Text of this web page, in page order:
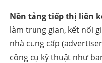
Nền tảng tiếp thị liên
làm trung gian, kết nối
nhà cung cấp
công cụ kỹ thuật như